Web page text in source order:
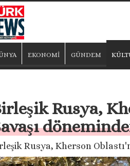
EKONOMİ GÜNDEM
Rusya,
Rusya, Kherson